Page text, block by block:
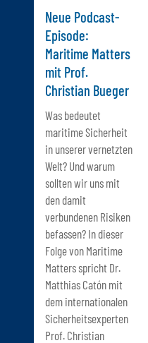
Neue Podcast-
Episode:
Maritime Matters
mit Prof.
Christian Bueger
Was bedeutet
maritime Sicherheit
in unserer vernetzten
Welt? Und warum
sollten wir uns mit
den damit
verbundenen Risiken
befassen? In dieser
Folge von Maritime
Matters spricht Dr.
Matthias Catón mit
dem internationalen
Sicherheitsexperten
Prof. Christian